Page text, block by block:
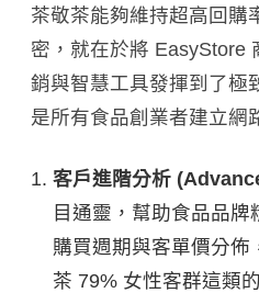
茶敬茶能夠維持超高回購
密，就在於將 EasyStore
銷與智慧工具發揮到了極
是所有食品創業者建立網
客戶進階分析
目通靈，幫助食品品牌
購買週期與客單價分佈
茶 79% 女性客群這類